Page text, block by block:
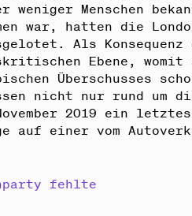
weniger Menschen
war, hatten die
Als
Ebene,
Überschusses
nicht nur rund um
2019 ein
auf einer vom
fehlte